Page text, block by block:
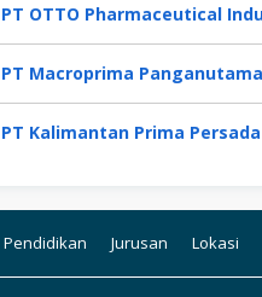
Pendidikan Jurusan Lokasi